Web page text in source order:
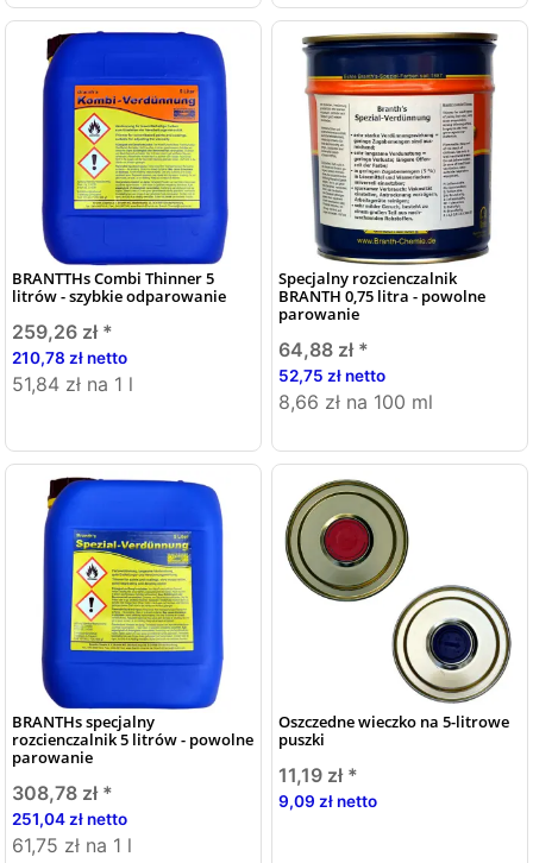
BRANTTHs Combi Thinner 5
litrów - szybkie odparowanie
259,26 zł *
210,78 zł netto
51,84 zł na 1 l
Specjalny rozcienczalnik
BRANTH 0,75 litra - powolne
parowanie
64,88 zł *
52,75 zł netto
8,66 zł na 100 ml
BRANTHs specjalny
rozcienczalnik 5 litrów - powolne
parowanie
308,78 zł *
251,04 zł netto
61,75 zł na 1 l
Oszczedne wieczko na 5-litrowe
puszki
11,19 zł *
9,09 zł netto